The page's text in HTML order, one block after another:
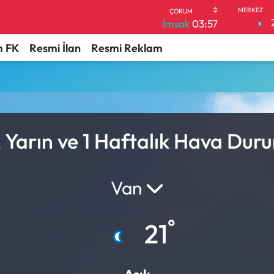
İmsak03:57
FK Resmi İlan Resmi Reklam
ve 1 Haftalık Hava
Van
21°